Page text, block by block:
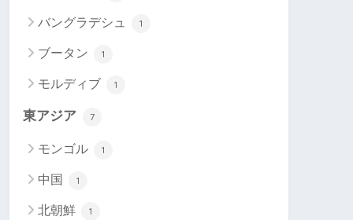
バングラデシュ 1
ブータン 1
モルディブ 1
東アジア 7
モンゴル 1
中国 1
北朝鮮 1